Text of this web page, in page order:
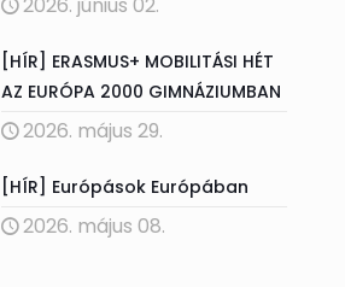
[HÍR] ERASMUS+ MOBILITÁSI HÉT
AZ EURÓPA 2000 GIMNÁZIUMBAN
2026. május 29.
[HÍR] Európások Európában
2026. május 08.